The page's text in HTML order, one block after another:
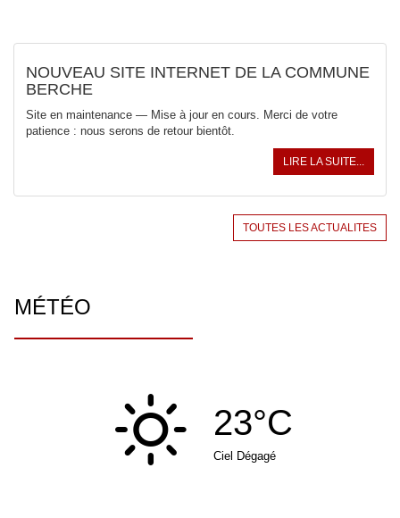
NOUVEAU SITE INTERNET DE LA COMMUNE
BERCHE
Site en maintenance — Mise à jour en cours. Merci de votre
patience : nous serons de retour bientôt.
LIRE LA SUITE...
TOUTES LES ACTUALITES
MÉTÉO
23°C
Ciel Dégagé